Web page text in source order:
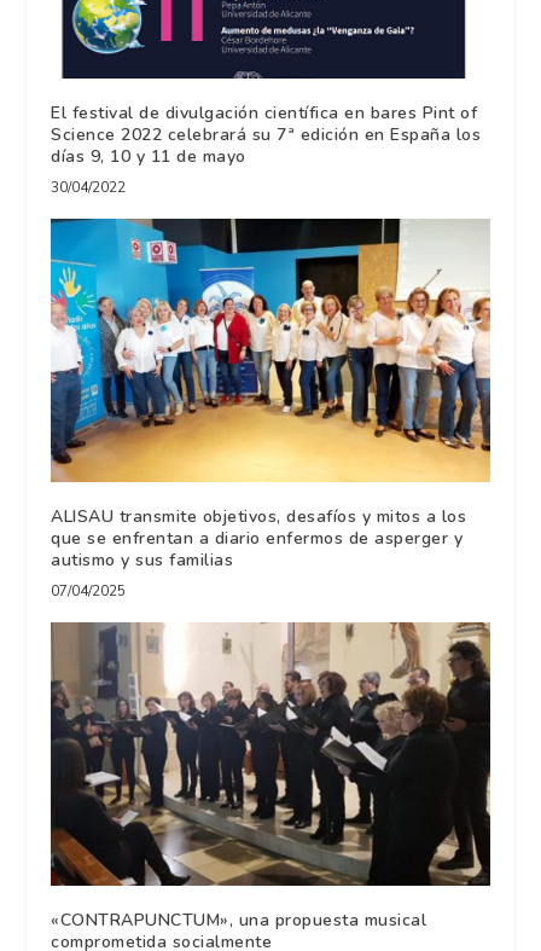
El festival de divulgación científica en bares Pint of
Science 2022 celebrará su 7ª edición en España los
días 9, 10 y 11 de mayo
30/04/2022
ALISAU transmite objetivos, desafíos y mitos a los
que se enfrentan a diario enfermos de asperger y
autismo y sus familias
07/04/2025
«CONTRAPUNCTUM», una propuesta musical
comprometida socialmente